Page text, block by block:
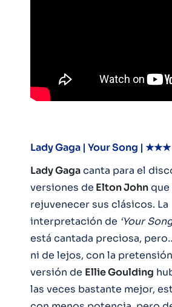
Lady Gaga | Your Song | ★★★
Lady Gagacanta para el
versiones de Elton John
rejuvenecer sus clásicos. La
interpretación de ‘Your
está cantada preciosa,
ni de lejos, con la
versión de Ellie Goulding
las veces bastante mejor,